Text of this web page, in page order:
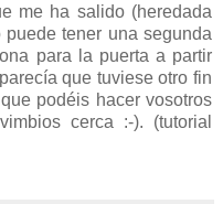
me ha salido (heredada
tener una segunda
para la puerta a partir
que tuviese otro fin
podéis hacer vosotros
cerca :-). (tutorial